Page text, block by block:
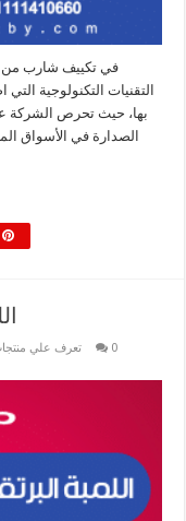
التقنيات التكنولوجية
بها، حيث تحرص الشركة
الصدارة في الأسواق
تعرف علي
0